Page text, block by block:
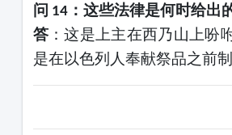
问 14：这些法律是何时给出
答：这是上主在西乃山上吩
是在以色列人奉献祭品之前制